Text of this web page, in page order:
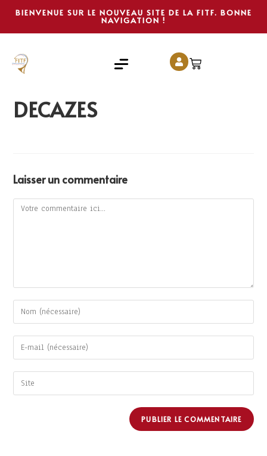
BIENVENUE SUR LE NOUVEAU SITE DE LA FITF. BONNE
NAVIGATION !
DECAZES
Laisser un commentaire